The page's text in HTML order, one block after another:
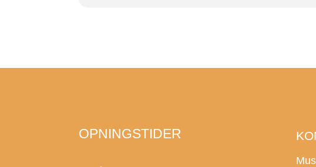
OPNINGSTIDER